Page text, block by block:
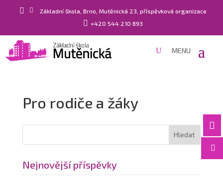
  Základní škola, Brno, Mutěnická 23, příspěvková organizace
 +420 544 210 893


Pro rodiče a žáky
Nejnovější příspěvky